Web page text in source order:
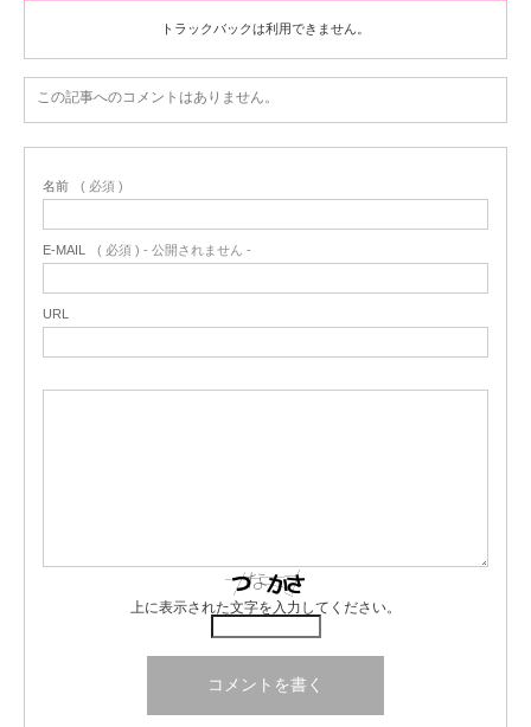
トラックバックは利用できません。
この記事へのコメントはありません。
名前 ( 必須 )
E-MAIL ( 必須 ) - 公開されません -
URL
上に表示された文字を入力してください。